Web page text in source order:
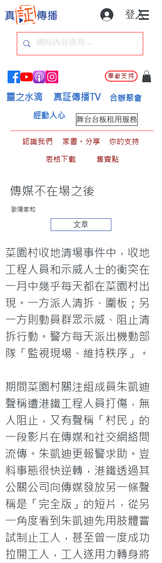
登入
奉獻支持
靈之水滴 真証傳播TV 合辦聚會
舞台台板租用服務
經動人心
認識我們 家書。分享
你的支持
表格下載
售賣點
傳媒不在場之後
歐陽家和
文章
菜園村收地清場事件中，收地
工程人員和示威人士的衝突在
一月中幾乎每天都在菜園村出
現。一方派人清拆、圍板；另
一方則動員群眾示威、阻止清
拆行動。警方每天派出機動部
隊「監視現場、維持秩序」。
期間菜園村關注組成員朱凱迪
聲稱遭港鐵工程人員打傷，無
人阻止，又有聲稱「村民」的
一段影片在傳媒和社交網絡間
流傳。朱凱迪更報警求助。豈
料事態很快逆轉，港鐵透過其
公關公司向傳媒發放另一條聲
稱是「完全版」的短片，從另
一角度看到朱凱迪先用肢體嘗
試制止工人，甚至曾一度成功
拉開工人，工人遂用力轉身將